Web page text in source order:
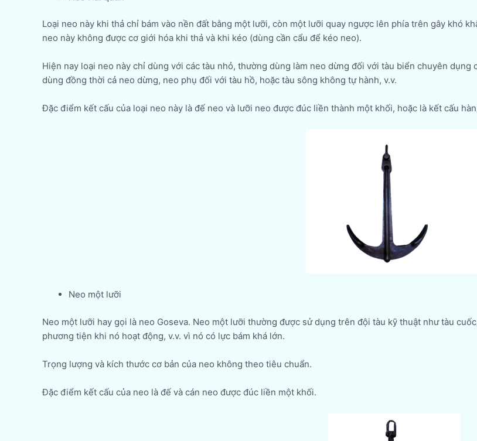
Loại neo này khi thả chỉ bám vào nền đất bằng một lưỡi, còn một lưỡi quay ngược lên phía trên gây khó
neo này không được cơ giới hóa khi thả và khi kéo (dùng cần cẩu để kéo neo).
Hiện nay loại neo này chỉ dùng với các tàu nhỏ, thường dùng làm neo dừng đối với tàu biển chuyên
dùng đồng thời cả neo dừng, neo phụ đối với tàu hồ, hoặc tàu sông không tự hành, v.v.
Đặc điểm kết cấu của loại neo này là đế neo và lưỡi neo được đúc liền thành một khối, hoặc là kết cấu
Neo một lưỡi
Neo một lưỡi hay gọi là neo Goseva. Neo một lưỡi thường được sử dụng trên đội tàu kỹ thuật như tàu
phương tiện khi nó hoạt động, v.v. vì nó có lực bám khá lớn.
Trọng lượng và kích thước cơ bản của neo không theo tiêu chuẩn.
Đặc điểm kết cấu của neo là đế và cán neo được đúc liền một khối.